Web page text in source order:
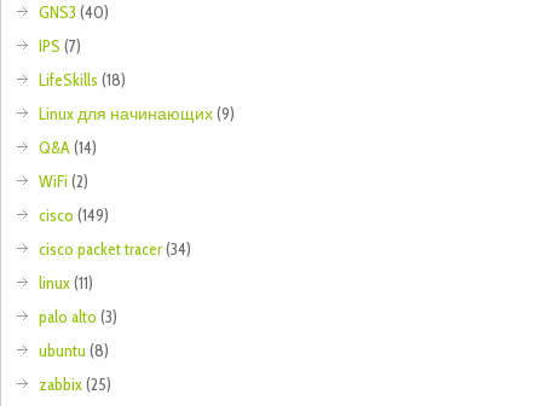
GNS3 (40)
IPS (7)
LifeSkills (18)
Linux для начинающих(9)
Q&A(14)
WiFi (2)
cisco (149)
cisco packet tracer(34)
linux(11)
palo alto (3)
ubuntu (8)
zabbix(25)